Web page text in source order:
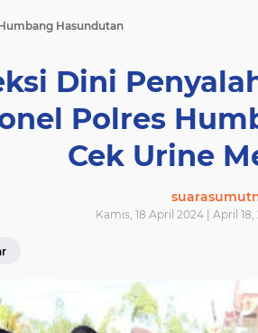
Hasundutan
Dini
Polres
Cek Urine
Kamis, 18 April 2024 | April